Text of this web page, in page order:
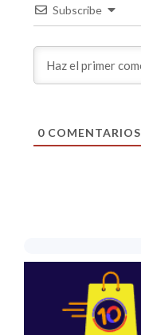
Subscribe
0COMENTARIOS